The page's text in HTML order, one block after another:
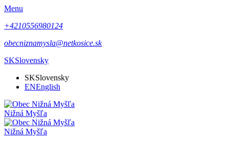
Menu
+4210556980124
obecniznamysla@netkosice.sk
SKSlovensky
SKSlovensky
ENEnglish
Nižná Myšľa
Nižná Myšľa